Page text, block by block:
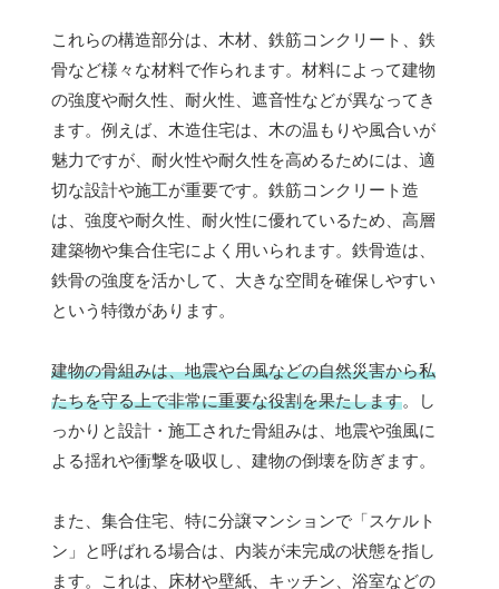
これらの構造部分は、木材、鉄筋コンクリート、鉄
骨など様々な材料で作られます。材料によって建物
の強度や耐久性、耐火性、遮音性などが異なってき
ます。例えば、木造住宅は、木の温もりや風合いが
魅力ですが、耐火性や耐久性を高めるためには、適
切な設計や施工が重要です。鉄筋コンクリート造
は、強度や耐久性、耐火性に優れているため、高層
建築物や集合住宅によく用いられます。鉄骨造は、
鉄骨の強度を活かして、大きな空間を確保しやすい
という特徴があります。
建物の骨組みは、地震や台風などの自然災害から私
たちを守る上で非常に重要な役割を果たします。し
っかりと設計・施工された骨組みは、地震や強風に
よる揺れや衝撃を吸収し、建物の倒壊を防ぎます。
また、集合住宅、特に分譲マンションで「スケルト
ン」と呼ばれる場合は、内装が未完成の状態を指し
ます。これは、床材や壁紙、キッチン、浴室などの